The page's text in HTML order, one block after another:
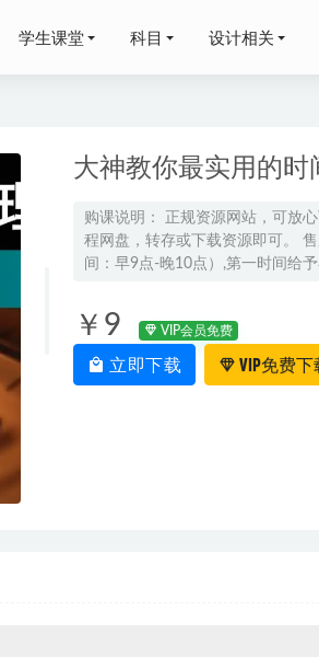
学生课堂 科目 设计相关
大神教你最实用的时
购课说明： 正规资源网站，可放
程网盘，转存或下载资源即可。
间：早9点-晚10点）,第一时间给予
￥9 VIP会员免费
立即下载 VIP免费下
汤雪健高三数学网课教程一轮复习暑秋
后雄高考押题预测卷河北专版
高考语文复习网课教程｜陈瑞春高三
年高考化学复习网课｜吕子正高三化学